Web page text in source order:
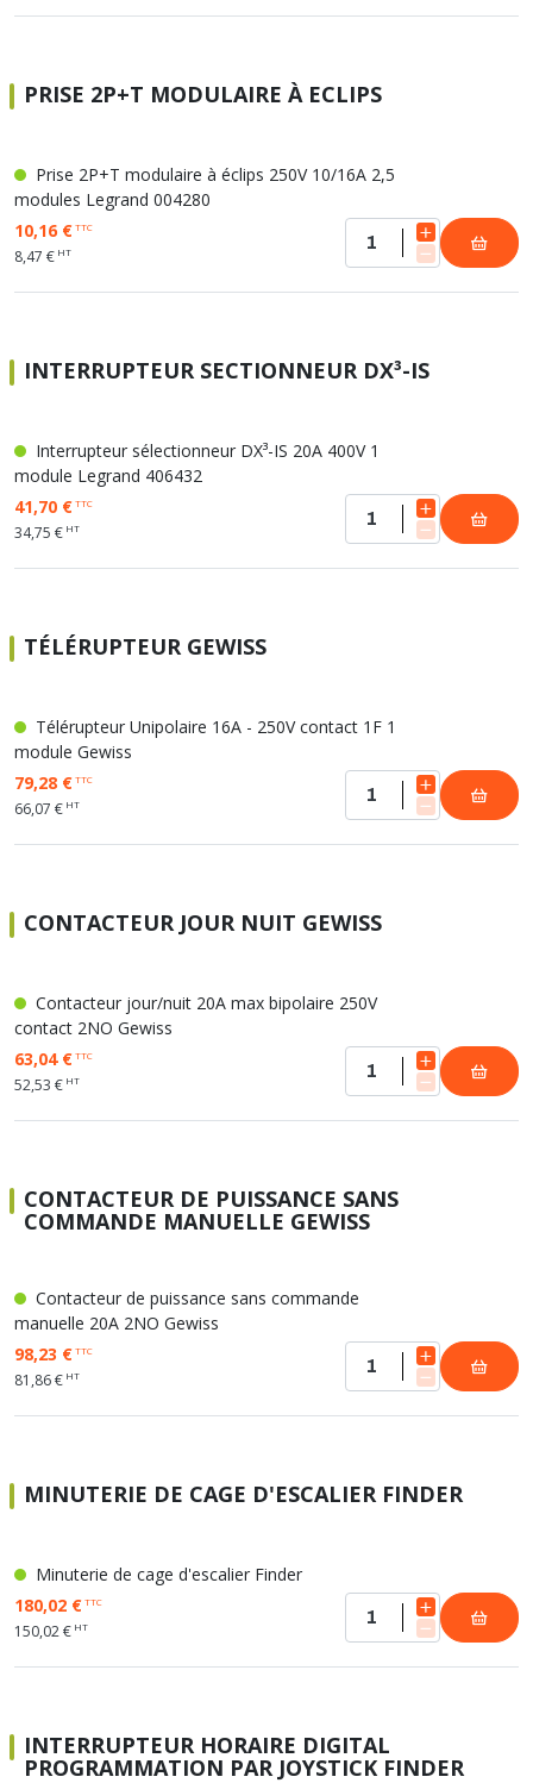
PRISE 2P+T MODULAIRE À ECLIPS
Prise 2P+T modulaire à éclips 250V 10/16A 2,5
modules Legrand 004280
10,16 €TTC
8,47 € HT
INTERRUPTEUR SECTIONNEUR DX³-IS
Interrupteur sélectionneur DX³-IS 20A 400V 1
module Legrand 406432
41,70 €TTC
34,75 € HT
TÉLÉRUPTEUR GEWISS
Télérupteur Unipolaire 16A - 250V contact 1F 1
module Gewiss
79,28 €TTC
66,07 € HT
CONTACTEUR JOUR NUIT GEWISS
Contacteur jour/nuit 20A max bipolaire 250V
contact 2NO Gewiss
63,04 €TTC
52,53 € HT
CONTACTEUR DE PUISSANCE SANS
COMMANDE MANUELLE GEWISS
Contacteur de puissance sans commande
manuelle 20A 2NO Gewiss
98,23 €TTC
81,86 € HT
MINUTERIE DE CAGE D'ESCALIER FINDER
Minuterie de cage d'escalier Finder
180,02 €TTC
150,02 € HT
INTERRUPTEUR HORAIRE DIGITAL
PROGRAMMATION PAR JOYSTICK FINDER